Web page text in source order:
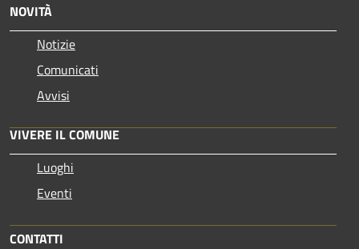
NOVITÀ
Notizie
Comunicati
Avvisi
VIVERE IL COMUNE
Luoghi
Eventi
CONTATTI